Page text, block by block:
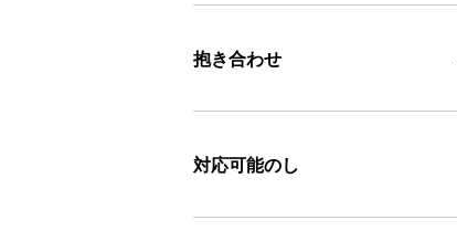
抱き合わせ
対応可能のし